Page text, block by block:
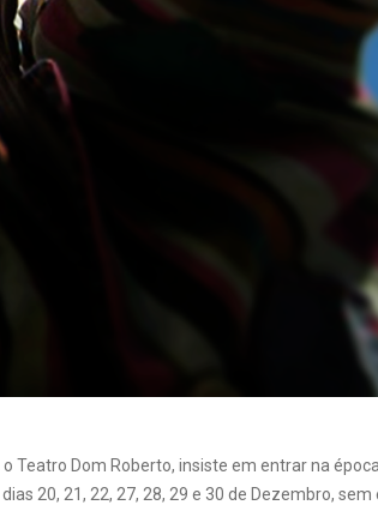
o Teatro Dom Roberto, insiste em entrar na
20, 21, 22, 27, 28, 29 e 30 de Dezembro, sem